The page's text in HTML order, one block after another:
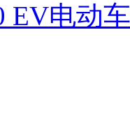
EV电动车